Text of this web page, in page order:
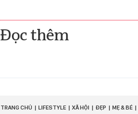
Đọc thêm
TRANG CHỦ LIFESTYLE XÃ HỘI ĐẸP MẸ & BÉ